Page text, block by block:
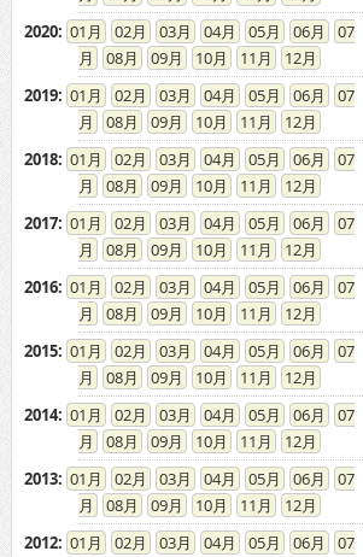
2020: 01 02 03 04 05 06
07
08
09 10 11
12
2019: 01 02 03 04 05 06
07
08
09 10 11
12
2018: 01 02 03 04 05 06
07
08
09 10 11
12
2017: 01 02 03 04 05 06
07
08
09 10 11
12
2016: 01 02 03 04 05 06
07
08
09 10 11
12
2015: 01 02 03 04 05 06
07
08
09 10 11
12
2014: 01 02 03 04 05 06
07
08
09 10 11
12
2013: 01 02 03 04 05 06
07
08
09 10 11
12
2012: 01 02 03 04 05 06
07